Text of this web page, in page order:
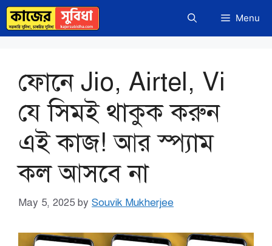
Skip
content
Menu
ফোনে Jio, Airtel, Vi
যে সিমই থাকুক করুন
এই কাজ! আর স্প্যাম
কল আসবে না
May 5, 2025 by Souvik Mukherjee